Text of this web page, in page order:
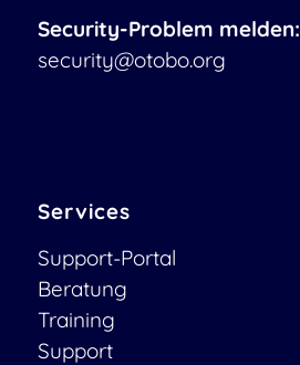
Security-Problem melden:
security@otobo.org
Services
Support-Portal
Beratung
Training
Support